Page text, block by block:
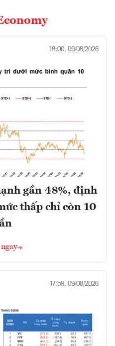
18:00, 09/08/2026
gần 48%, định
thấp chỉ còn 10
17:59, 09/08/2026